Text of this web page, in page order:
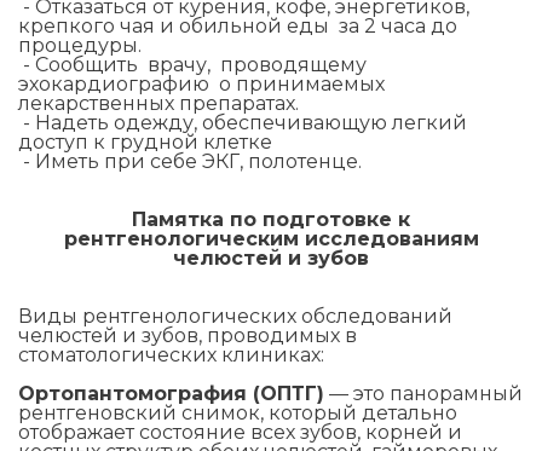
- Отказаться от курения, кофе, энергетиков,
крепкого чая и обильной еды за 2 часа до
процедуры.
- Сообщить врачу, проводящему
эхокардиографию о принимаемых
лекарственных препаратах.
- Надеть одежду, обеспечивающую легкий
доступ к грудной клетке
- Иметь при себе ЭКГ, полотенце.
Памятка по подготовке к
рентгенологическим исследованиям
челюстей и зубов
Виды рентгенологических обследований
челюстей и зубов, проводимых в
стоматологических клиниках:
Ортопантомография (ОПТГ) — это панорамный
рентгеновский снимок, который детально
отображает состояние всех зубов, корней и